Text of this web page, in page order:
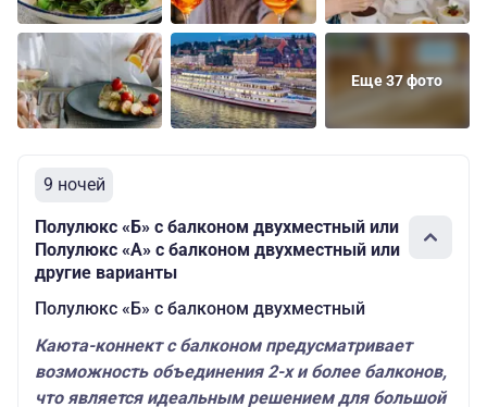
Еще 37 фото
9 ночей
Полулюкс «Б» с балконом двухместный или
Полулюкс «А» с балконом двухместный или
другие варианты
Полулюкс «Б» с балконом двухместный
Каюта-коннект с балконом предусматривает
возможность объединения 2-х и более балконов,
что является идеальным решением для большой